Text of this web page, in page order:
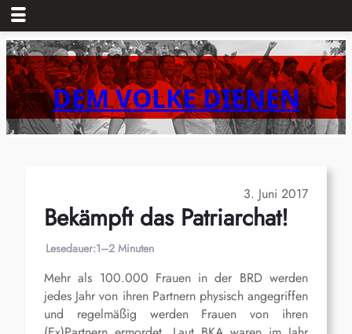
Zum
Inhalt
springenDEM VOLKE DIENEN
3. Juni 2017
Bekämpft das Patriarchat!
Lesedauer:1–2 Minuten
Mehr als 100.000 Frauen in der BRD werden
jedes Jahr von ihren Partnern physisch angegriffen
und regelmäßig werden Frauen von ihren